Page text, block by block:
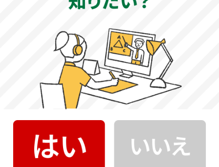
岐阜聖徳学園大学短期大学部は、【幼児教育学科第一部】
と【幼児教育学科第三部】で構成されています。一般教養
科目が充実しており、幅広い分野を学び、豊かな教養を身
につけることができます。
実学的な学びが多く用意されており、2年間で保育者に必要
な知識と技術を身につけることができます。